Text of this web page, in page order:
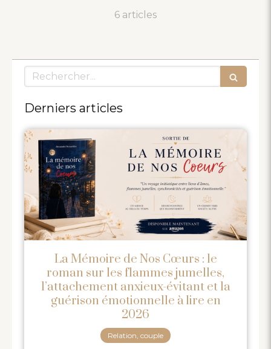
6 articles
Rechercher
Derniers articles
La Mémoire de Nos Cœurs : le
roman sur les flammes jumelles,
l’attachement anxieux-évitant et la
guérison émotionnelle à lire en
2026
Relation, couple